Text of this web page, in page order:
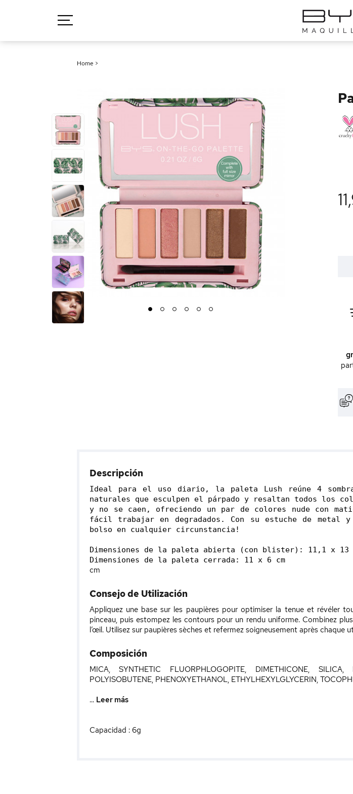
Home >
1 2 3 4 5 6
Descripción
Ideal para el uso diario, la paleta Lush reúne 4
naturales que esculpen el párpado y resaltan todos los
y no se caen, ofreciendo un par de colores nude con
fácil trabajar en degradados. Con su estuche de
bolso en cualquier circunstancia!
Dimensiones de la paleta abierta (con blister): 11,1 x 13
Dimensiones de la paleta cerrada: 11 x 6 cm
cm
Consejo de Utilización
Appliquez une base sur les paupières pour optimiser la tenue et révéler
pinceau, puis estompez les contours pour un rendu uniforme. Combinez
l’œil. Utilisez sur paupières sèches et refermez soigneusement après chaque
Composición
MICA, SYNTHETIC FLUORPHLOGOPITE, DIMETHICONE, SILICA,
POLYISOBUTENE, PHENOXYETHANOL, ETHYLHEXYLGLYCERIN,
... Leer más
Capacidad : 6g